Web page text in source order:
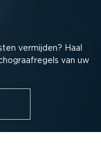
vermijden? Haal
van uw